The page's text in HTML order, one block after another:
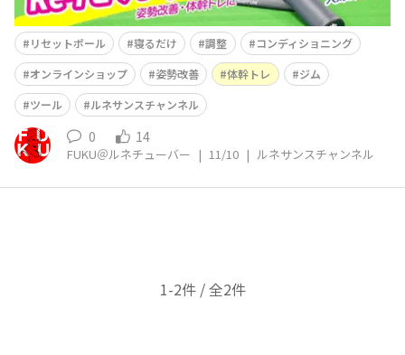
リセットポール 寝るだけ 調整
コンディショニング
オンラインショップ
姿勢改善 体幹トレ
ジム
ツール
ルネサンスチャンネル
0 14
FUKU＠ルネチューバー | 11/10 | ルネサンスチャンネル
1-2件 / 全2件